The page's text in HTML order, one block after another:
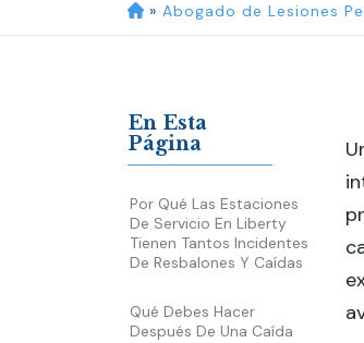
» Abogado de Lesiones
En Esta
Página
Por Qué Las Estaciones
De Servicio En Liberty
Tienen Tantos Incidentes
De Resbalones Y Caídas
Qué Debes Hacer
Después De Una Caída